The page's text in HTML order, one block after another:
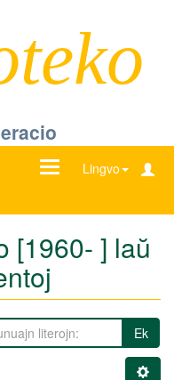
Lingvo
Ŝanĝu
[1960- ] laŭ
Ek